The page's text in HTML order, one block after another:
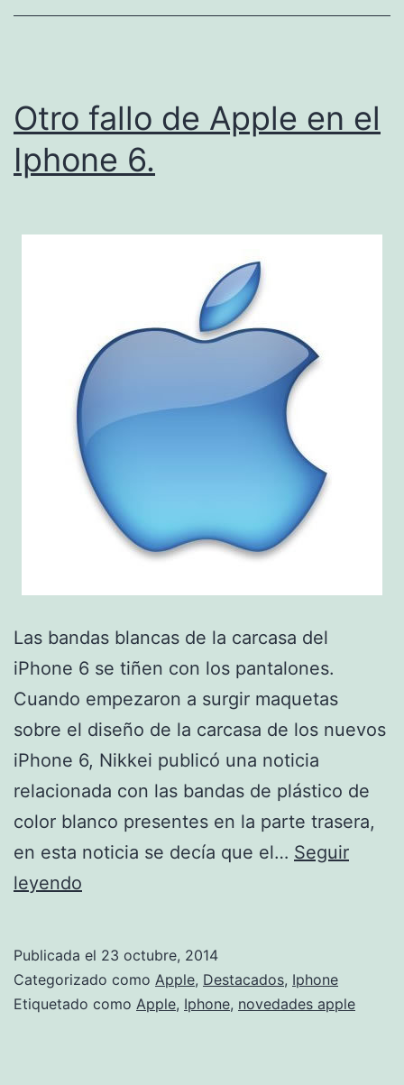
Otro fallo de Apple en el
Iphone 6.
Las bandas blancas de la carcasa del
iPhone 6 se tiñen con los pantalones.
Cuando empezaron a surgir maquetas
sobre el diseño de la carcasa de los nuevos
iPhone 6, Nikkei publicó una noticia
relacionada con las bandas de plástico de
color blanco presentes en la parte trasera,
en esta noticia se decía que el… Seguir
leyendo
Apple
en
Publicada el 23 octubre, 2014
Categorizado como Apple, Destacados, Iphone
Etiquetado como Apple, Iphone, novedades apple